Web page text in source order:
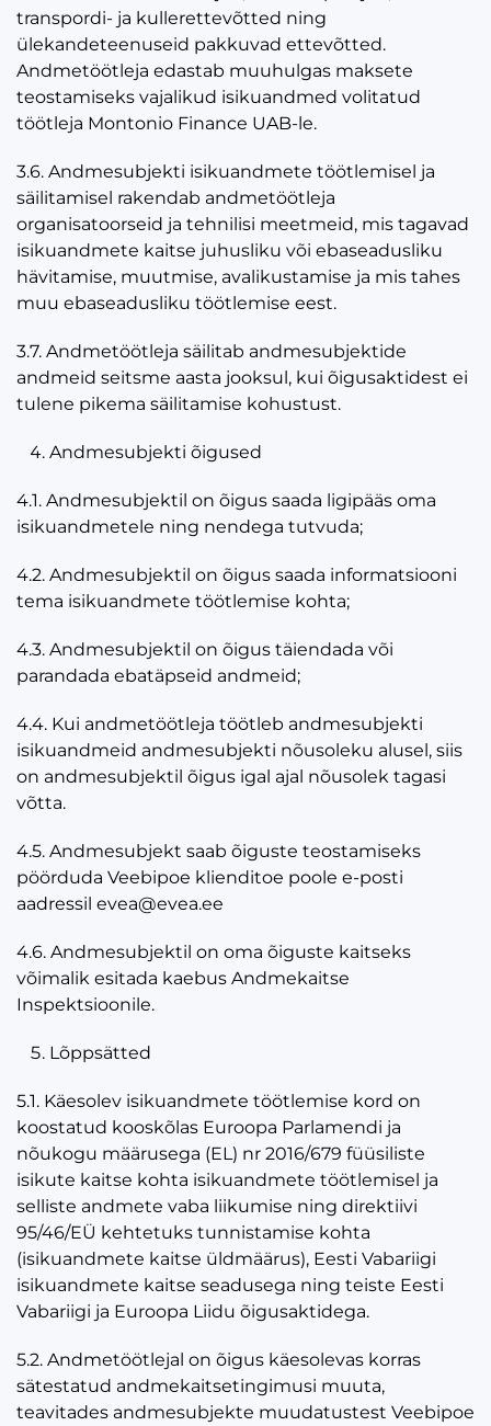
transpordi- ja kullerettevõtted ning
ülekandeteenuseid pakkuvad ettevõtted.
Andmetöötleja edastab muuhulgas maksete
teostamiseks vajalikud isikuandmed volitatud
töötleja Montonio Finance UAB-le.
3.6. Andmesubjekti isikuandmete töötlemisel ja
säilitamisel rakendab andmetöötleja
organisatoorseid ja tehnilisi meetmeid, mis tagavad
isikuandmete kaitse juhusliku või ebaseadusliku
hävitamise, muutmise, avalikustamise ja mis tahes
muu ebaseadusliku töötlemise eest.
3.7. Andmetöötleja säilitab andmesubjektide
andmeid seitsme aasta jooksul, kui õigusaktidest ei
tulene pikema säilitamise kohustust.
Andmesubjekti õigused
4.1. Andmesubjektil on õigus saada ligipääs oma
isikuandmetele ning nendega tutvuda;
4.2. Andmesubjektil on õigus saada informatsiooni
tema isikuandmete töötlemise kohta;
4.3. Andmesubjektil on õigus täiendada või
parandada ebatäpseid andmeid;
4.4. Kui andmetöötleja töötleb andmesubjekti
isikuandmeid andmesubjekti nõusoleku alusel, siis
on andmesubjektil õigus igal ajal nõusolek tagasi
võtta.
4.5. Andmesubjekt saab õiguste teostamiseks
pöörduda Veebipoe klienditoe poole e-posti
aadressil evea@evea.ee
4.6. Andmesubjektil on oma õiguste kaitseks
võimalik esitada kaebus Andmekaitse
Inspektsioonile.
Lõppsätted
5.1. Käesolev isikuandmete töötlemise kord on
koostatud kooskõlas Euroopa Parlamendi ja
nõukogu määrusega (EL) nr 2016/679 füüsiliste
isikute kaitse kohta isikuandmete töötlemisel ja
selliste andmete vaba liikumise ning direktiivi
95/46/EÜ kehtetuks tunnistamise kohta
(isikuandmete kaitse üldmäärus), Eesti Vabariigi
isikuandmete kaitse seadusega ning teiste Eesti
Vabariigi ja Euroopa Liidu õigusaktidega.
5.2. Andmetöötlejal on õigus käesolevas korras
sätestatud andmekaitsetingimusi muuta,
teavitades andmesubjekte muudatustest Veebipoe